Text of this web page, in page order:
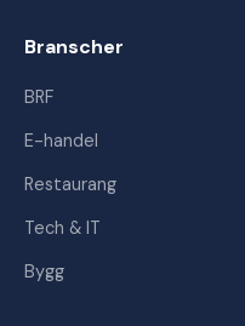
Branscher
BRF
E-handel
Restaurang
Tech & IT
Bygg